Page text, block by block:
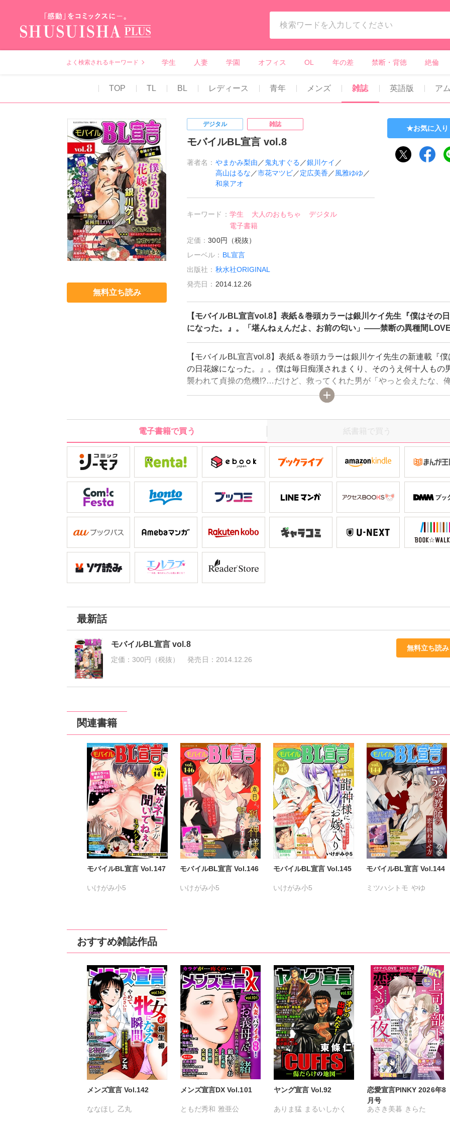
よく検索されるキーワード 学生 人妻 学園 オフィス OL 年の差 禁断・背徳 絶倫
TOP TL BL レディース 青年 メンズ 雑誌 英語版 ア
無料立ち読み
デジタル 雑誌
モバイルBL宣言 vol.8
著者名： やまかみ梨由 ／ 鬼丸すぐる ／銀川ケイ ／
高山はるな ／市花マツビ／定広美香／ 風雅ゆゆ ／
和泉アオ
キーワード： 学生 大人のおもちゃ
デジタル
電子書籍
定価：300円（税抜）
レーベル： BL宣言
出版社： 秋水社ORIGINAL
発売日： 2014.12.26
お気に入り
【モバイルBL宣言vol.8】表紙＆巻頭カラーは銀川ケイ先生『僕はその
になった。』。「堪んねぇんだよ、お前の匂い」――禁断の異種間LOVE
【モバイルBL宣言vol.8】表紙＆巻頭カラーは銀川ケイ先生の新連載『僕
の日花嫁になった。』。僕は毎日痴漢されまくり、そのうえ何十人もの
襲われて貞操の危機!?…だけど、救ってくれた男が「やっと会えたな、
花嫁」と言ってきてー…!?他、新連載はやまかみ梨由『濡れるカラダ～月
太陽の迷宮～』。豪華連載は市花マツビ『甘い舌でとろけさせて』、定
オモチャ。』、和泉アオ『ちくび。～リーマン開発化計画～』、鬼丸す
『童貞レッスン―イケモテ弟と激ウブ兄―』、風雅ゆゆ『強制女装男子
電子書籍で買う 紙書籍で買う
最新話
モバイルBL宣言 vol.8
定価： 300円（税抜） 発売日： 2014.12.26
無料立ち読み
関連書籍
モバイルBL宣言 Vol.147
いけがみ小5
モバイルBL宣言 Vol.146
いけがみ小5
モバイルBL宣言 Vol.145
いけがみ小5
モバイルBL宣言 Vol.144
ミツハシトモ やゆ
おすすめ雑誌作品
メンズ宣言 Vol.142
ななほし 乙丸
メンズ宣言DX Vol.101
ともだ秀和 雅亜公
ヤング宣言 Vol.92
ありま猛 まるいしかく
恋愛宣言PINKY 2026年8
月号
あさき美暮 きらた